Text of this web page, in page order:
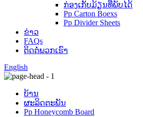
ກ່ອງເກັບມ້ຽນທີ່ພັບໄດ້
Pp Carton Boexs
Pp Divider Sheets
ຂ່າວ
FAQs
ຕິດ​ຕໍ່​ພວກ​ເຮົາ
English
ບ້ານ
ຜະລິດຕະພັນ
Pp Honeycomb Board